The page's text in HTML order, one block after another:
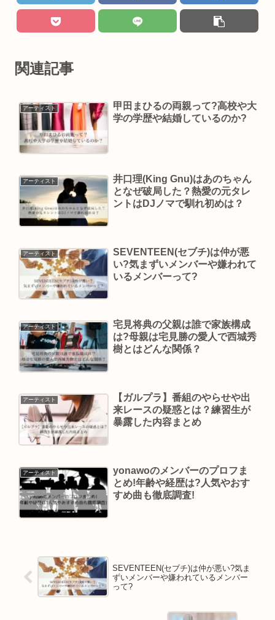
関連記事
アーティスト
甲田まひるの両親って?高校や大
学の学歴や結婚しているのか?
アーティスト
井口理(King Gnu)はあのちゃん
となぜ破局した？熱愛の元タレ
ントはDJノマで馴れ初めは？
アーティスト
SEVENTEEN(セブチ)は仲が悪
い?気まずいメンバーや嫌われて
いるメンバーって?
アーティスト
宅見将典の父親は誰で家族構成
は?母親は宅見勝の愛人で西城秀
樹とはどんな関係？
アーティスト
【ガルプラ】番組のやらせや出
来レースの疑惑とは？練習生が
暴露した内容まとめ
アーティスト
yonawoのメンバーのプロフま
とめ!年齢や経歴は?人気やおす
すめ曲も徹底調査!
SEVENTEEN(セブチ)は仲が悪い?気ま
ずいメンバーや嫌われているメンバー
って?